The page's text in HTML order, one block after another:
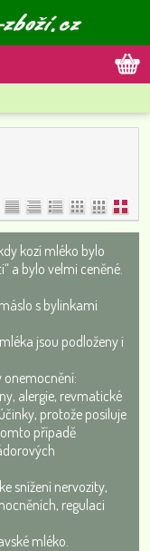
kozí mléko bylo
a bylo velmi ceněné.
s bylinkami
jsou podloženy i
onemocnění:
alergie, revmatické
protože posiluje
případě
snížení nervozity,
regulaci
mléko.